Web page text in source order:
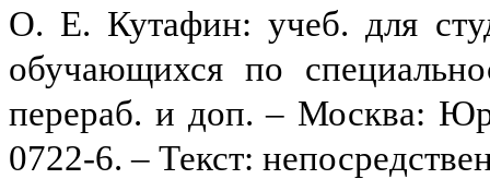
О. Е. Кутафин: учеб. для
обучающихся по
перераб. и доп. – Москва:
0722-6. – Текст: